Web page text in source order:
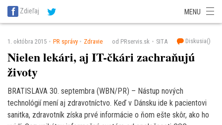
SITA Energetika
SITA Potravinárstvo
Zdieľaj MENU
1. októbra 2015 PR správy Zdravie od PRservis.sk SITA Diskusia()
Nielen lekári, aj IT-čkári zachraňujú
životy
BRATISLAVA 30. septembra (WBN/PR) – Nástup nových
technológií mení aj zdravotníctvo. Keď v Dánsku ide k pacientovi
sanitka, zdravotník získa prvé informácie o ňom ešte skôr, ako ho